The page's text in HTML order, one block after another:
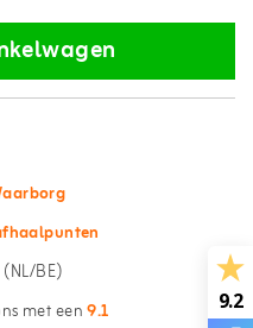
BE)
met een9.1 9.2